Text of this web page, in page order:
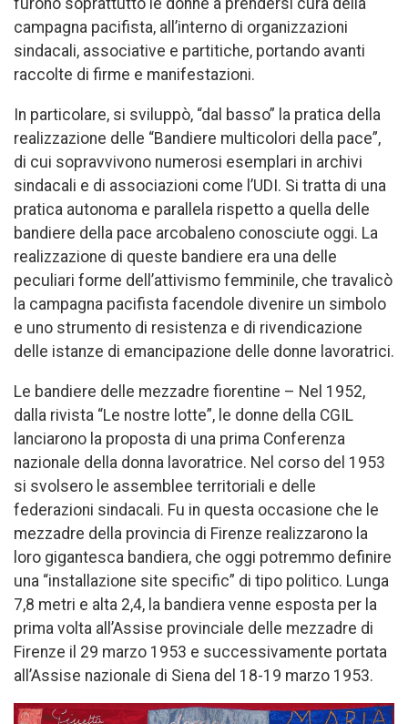
furono soprattutto le donne a prendersi cura della
campagna pacifista, all’interno di organizzazioni
sindacali, associative e partitiche, portando avanti
raccolte di firme e manifestazioni.
In particolare, si sviluppò, “dal basso” la pratica della
realizzazione delle “Bandiere multicolori della pace”,
di cui sopravvivono numerosi esemplari in archivi
sindacali e di associazioni come l’UDI. Si tratta di una
pratica autonoma e parallela rispetto a quella delle
bandiere della pace arcobaleno conosciute oggi. La
realizzazione di queste bandiere era una delle
peculiari forme dell’attivismo femminile, che travalicò
la campagna pacifista facendole divenire un simbolo
e uno strumento di resistenza e di rivendicazione
delle istanze di emancipazione delle donne lavoratrici.
Le bandiere delle mezzadre fiorentine – Nel 1952,
dalla rivista “Le nostre lotte”, le donne della CGIL
lanciarono la proposta di una prima Conferenza
nazionale della donna lavoratrice. Nel corso del 1953
si svolsero le assemblee territoriali e delle
federazioni sindacali. Fu in questa occasione che le
mezzadre della provincia di Firenze realizzarono la
loro gigantesca bandiera, che oggi potremmo definire
una “installazione site specific” di tipo politico. Lunga
7,8 metri e alta 2,4, la bandiera venne esposta per la
prima volta all’Assise provinciale delle mezzadre di
Firenze il 29 marzo 1953 e successivamente portata
all’Assise nazionale di Siena del 18-19 marzo 1953.